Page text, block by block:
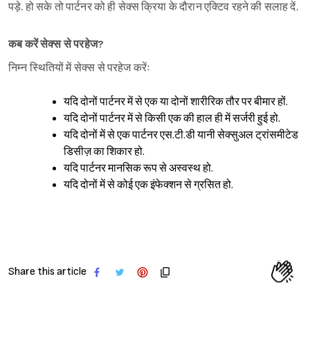
पड़े. हो सके तो पार्टनर को ही सेक्स क्रिया के दौरान एक्टिव रहने की सलाह दें.
कब करें सेक्स से परहेज?
निम्न स्थितियों में सेक्स से परहेज करेंः
यदि दोनों पार्टनर में से एक या दोनों शारीरिक तौर पर बीमार हों.
यदि दोनों पार्टनर में से किसी एक की हाल ही में सर्जरी हुई हो.
यदि दोनों में से एक पार्टनर एस.टी.डी यानी सेक्सुअल ट्रांसमीटेड
डिसीज़ का शिकार हो.
यदि पार्टनर मानसिक रूप से अस्वस्थ हो.
यदि दोनों में से कोई एक इंफेक्शन से ग्रसित हो.
Share this article